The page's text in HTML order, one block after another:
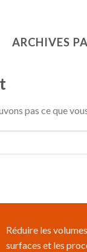
ARCHIVES
pas ce que
Réduire les
surfaces et les